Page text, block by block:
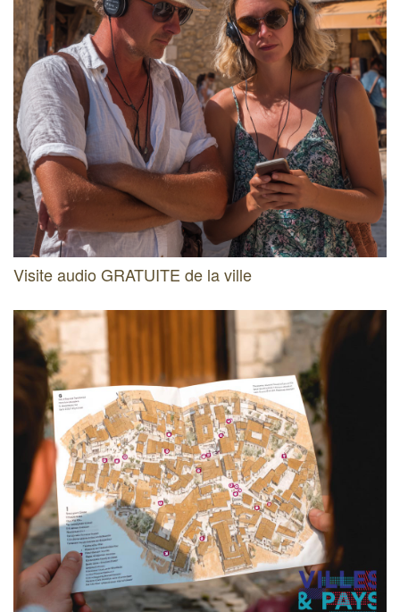
Visite audio GRATUITE de la ville